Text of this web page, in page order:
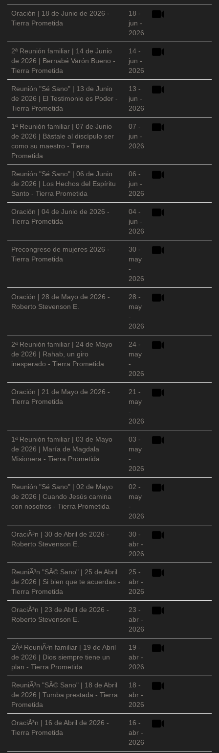
Oración | 18 de Junio de 2026 -
Tierra Prometida
18 -
jun -
2026
2ª Reunión familiar | 14 de Junio
de 2026 | Bernabé Varón Bueno -
Tierra Prometida
14 -
jun -
2026
Reunión "Sé Sano" | 13 de Junio
de 2026 | El Testimonio es Poder -
Tierra Prometida
13 -
jun -
2026
1ª Reunión familiar | 07 de Junio
de 2026 | Bástale al discípulo ser
como su maestro - Tierra
Prometida
07 -
jun -
2026
Reunión "Sé Sano" | 06 de Junio
de 2026 | Los Hechos del Espíritu
Santo - Tierra Prometida
06 -
jun -
2026
Oración | 04 de Junio de 2026 -
Tierra Prometida
04 -
jun -
2026
Precongreso de mujeres 2026 -
Tierra Prometida
30 -
may
-
2026
Oración | 28 de Mayo de 2026 -
Roberto Stevenson E.
28 -
may
-
2026
2ª Reunión familiar | 24 de Mayo
de 2026 | Rahab, un giro
inesperado - Tierra Prometida
24 -
may
-
2026
Oración | 21 de Mayo de 2026 -
Tierra Prometida
21 -
may
-
2026
1ª Reunión familiar | 03 de Mayo
de 2026 | María de Magdala
Misionera - Tierra Prometida
03 -
may
-
2026
Reunión "Sé Sano" | 02 de Mayo
de 2026 | Cuando Jesús camina
con nosotros - Tierra Prometida
02 -
may
-
2026
OraciÃ³n | 30 de Abril de 2026 -
Roberto Stevenson E.
30 -
abr -
2026
ReuniÃ³n "SÃ© Sano" | 25 de Abril
de 2026 | Si bien que te acuerdas -
Tierra Prometida
25 -
abr -
2026
OraciÃ³n | 23 de Abril de 2026 -
Roberto Stevenson E.
23 -
abr -
2026
2Âª ReuniÃ³n familiar | 19 de Abril
de 2026 | Dios siempre tiene un
plan - Tierra Prometida
19 -
abr -
2026
ReuniÃ³n "SÃ© Sano" | 18 de Abril
de 2026 | Tumba prestada - Tierra
Prometida
18 -
abr -
2026
OraciÃ³n | 16 de Abril de 2026 -
Tierra Prometida
16 -
abr -
2026